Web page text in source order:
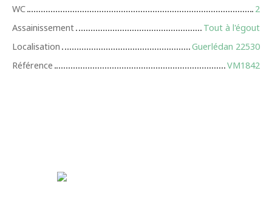
WC
2
Assainissement
Tout à l'égout
Localisation
Guerlédan 22530
Référence
VM1842